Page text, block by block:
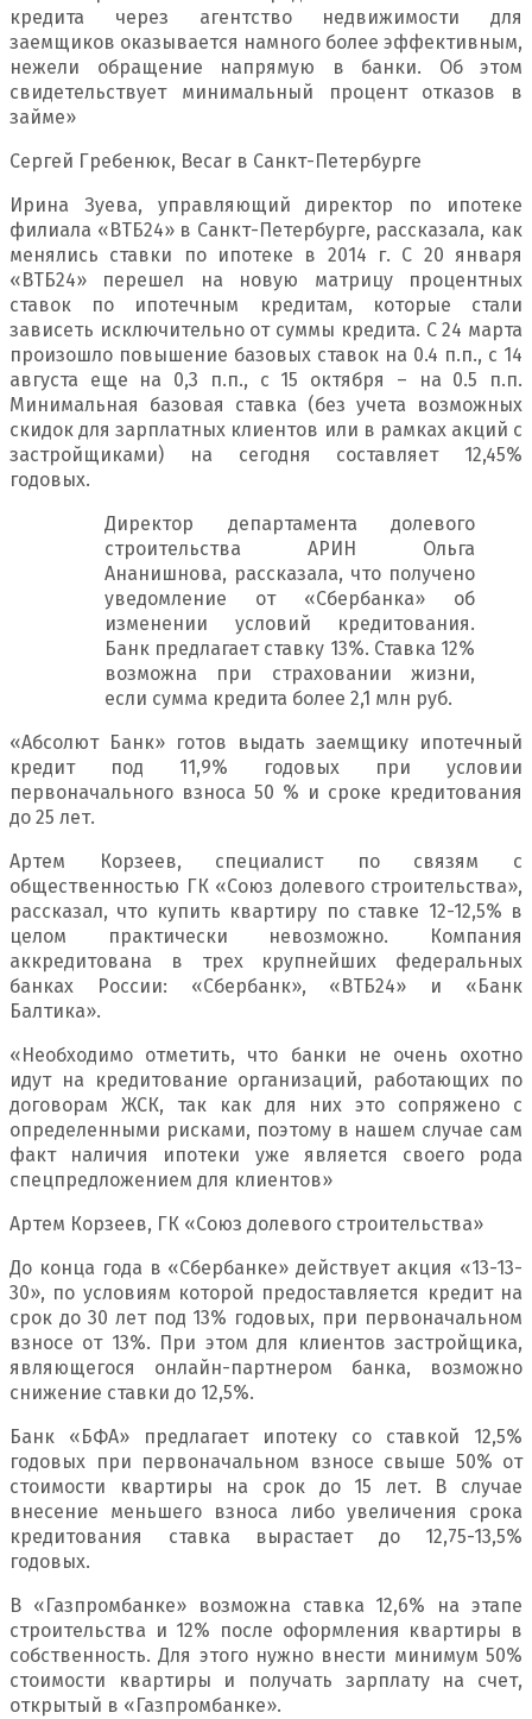
кредита через агентство недвижимости для
заемщиков оказывается намного более эффективным,
нежели обращение напрямую в банки. Об этом
свидетельствует минимальный процент отказов в
займе»
Сергей Гребенюк, Becar в Санкт-Петербурге
Ирина Зуева, управляющий директор по ипотеке
филиала «ВТБ24» в Санкт-Петербурге, рассказала, как
менялись ставки по ипотеке в 2014 г. С 20 января
«ВТБ24» перешел на новую матрицу процентных
ставок по ипотечным кредитам, которые стали
зависеть исключительно от суммы кредита. С 24 марта
произошло повышение базовых ставок на 0.4 п.п., с 14
августа еще на 0,3 п.п., с 15 октября – на 0.5 п.п.
Минимальная базовая ставка (без учета возможных
скидок для зарплатных клиентов или в рамках акций с
застройщиками) на сегодня составляет 12,45%
годовых.
Директор департамента долевого
строительства АРИН Ольга
Ананишнова, рассказала, что получено
уведомление от «Сбербанка» об
изменении условий кредитования.
Банк предлагает ставку 13%. Ставка 12%
возможна при страховании жизни,
если сумма кредита более 2,1 млн руб.
«Абсолют Банк» готов выдать заемщику ипотечный
кредит под 11,9% годовых при условии
первоначального взноса 50 % и сроке кредитования
до 25 лет.
Артем Корзеев, специалист по связям с
общественностью ГК «Союз долевого строительства»,
рассказал, что купить квартиру по ставке 12-12,5% в
целом практически невозможно. Компания
аккредитована в трех крупнейших федеральных
банках России: «Сбербанк», «ВТБ24» и «Банк
Балтика».
«Необходимо отметить, что банки не очень охотно
идут на кредитование организаций, работающих по
договорам ЖСК, так как для них это сопряжено с
определенными рисками, поэтому в нашем случае сам
факт наличия ипотеки уже является своего рода
спецпредложением для клиентов»
Артем Корзеев, ГК «Союз долевого строительства»
До конца года в «Сбербанке» действует акция «13-13-
30», по условиям которой предоставляется кредит на
срок до 30 лет под 13% годовых, при первоначальном
взносе от 13%. При этом для клиентов застройщика,
являющегося онлайн-партнером банка, возможно
снижение ставки до 12,5%.
Банк «БФА» предлагает ипотеку со ставкой 12,5%
годовых при первоначальном взносе свыше 50% от
стоимости квартиры на срок до 15 лет. В случае
внесение меньшего взноса либо увеличения срока
кредитования ставка вырастает до 12,75-13,5%
годовых.
В «Газпромбанке» возможна ставка 12,6% на этапе
строительства и 12% после оформления квартиры в
собственность. Для этого нужно внести минимум 50%
стоимости квартиры и получать зарплату на счет,
открытый в «Газпромбанке».